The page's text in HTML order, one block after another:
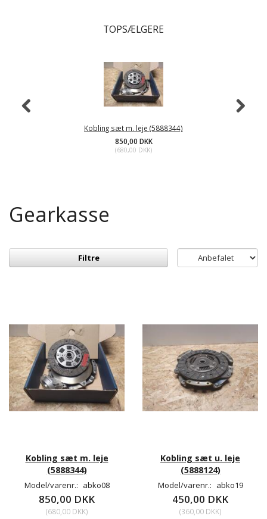
TOPSÆLGERE
Kobling sæt m. leje (5888344)
850,00 DKK
(680,00 DKK)
Gearkasse
Filtre
Kobling sæt m. leje
(5888344)
Model/varenr.: abko08
850,00 DKK
(680,00 DKK)
Kobling sæt u. leje
(5888124)
Model/varenr.: abko19
450,00 DKK
(360,00 DKK)